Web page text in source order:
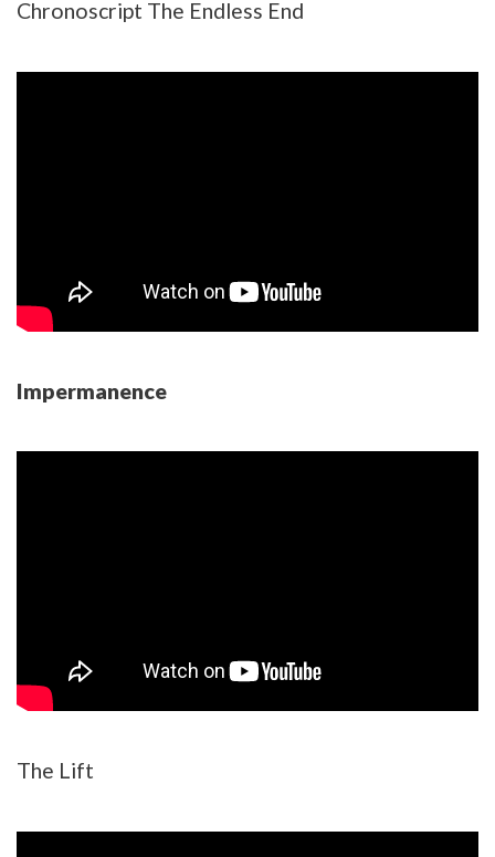
Chronoscript The Endless End
Impermanence
The Lift